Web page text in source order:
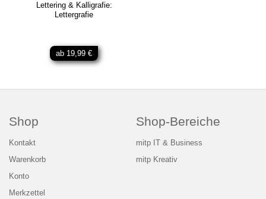
Lettering & Kalligrafie:
Lettergrafie
ab 19,99 €
Shop
Kontakt
Warenkorb
Konto
Merkzettel
Shop-Bereiche
mitp IT & Business
mitp Kreativ